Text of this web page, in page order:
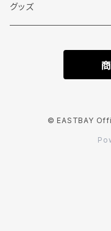
CD
グッズ
© EASTBAY